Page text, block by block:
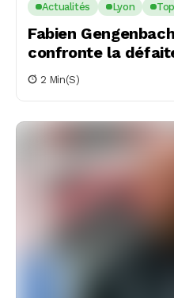
Actualités Lyon
Fabien
confronte la
2 Min(s)